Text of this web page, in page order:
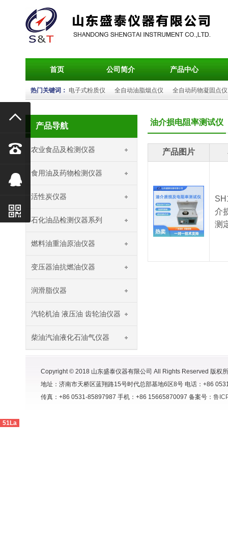
首页 公司简介 产品中心
热门关键词： 电子式粉质仪 全自动油脂烟点仪 全自动药物凝固点仪
产品导航
农业食品及检测仪器
食用油及药物检测仪器
活性炭仪器
石化油品检测仪器系列
燃料油重油原油仪器
变压器油抗燃油仪器
润滑脂仪器
汽轮机油 液压油 齿轮油仪器
柴油汽油液化石油气仪器
油介损电阻率测试仪
产品图片
介
测
Copyright © 2018 山东盛泰仪器有限公司 All Rights Reserved 版权
地址：济南市天桥区蓝翔路15号时代总部基地6区8号 电话：+86
传真：+86 0531-85897987 手机：+86 15665870097 备案号： 鲁




51La